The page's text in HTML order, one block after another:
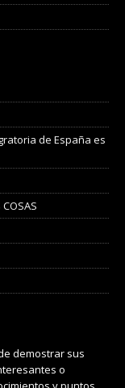
de España es
COSAS
demostrar sus
o